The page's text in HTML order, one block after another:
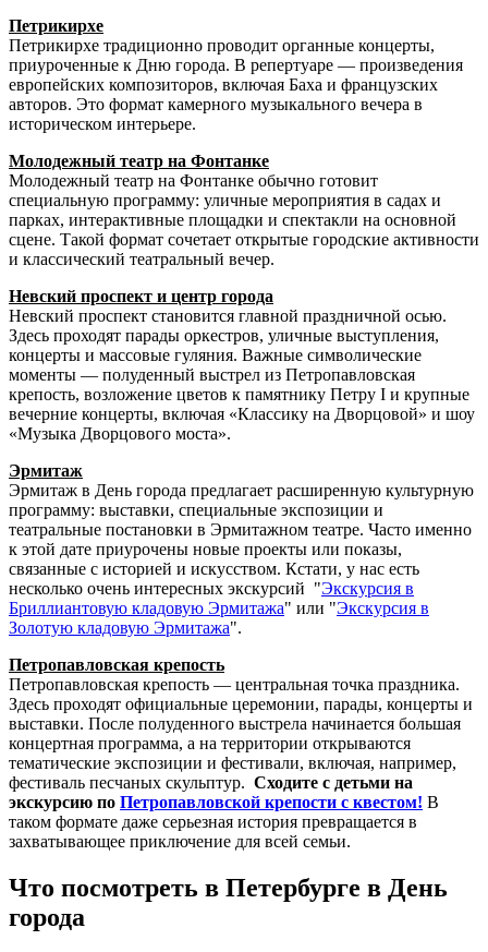
Петрикирхе
Петрикирхе традиционно проводит органные концерты,
приуроченные к Дню города. В репертуаре — произведения
европейских композиторов, включая Баха и французских
авторов. Это формат камерного музыкального вечера в
историческом интерьере.
Молодежный театр на Фонтанке
Молодежный театр на Фонтанке обычно готовит
специальную программу: уличные мероприятия в садах и
парках, интерактивные площадки и спектакли на основной
сцене. Такой формат сочетает открытые городские активности
и классический театральный вечер.
Невский проспект и центр города
Невский проспект становится главной праздничной осью.
Здесь проходят парады оркестров, уличные выступления,
концерты и массовые гуляния. Важные символические
моменты — полуденный выстрел из Петропавловская
крепость, возложение цветов к памятнику Петру I и крупные
вечерние концерты, включая «Классику на Дворцовой» и шоу
«Музыка Дворцового моста».
Эрмитаж
Эрмитаж в День города предлагает расширенную культурную
программу: выставки, специальные экспозиции и
театральные постановки в Эрмитажном театре. Часто именно
к этой дате приурочены новые проекты или показы,
связанные с историей и искусством. Кстати, у нас есть
несколько очень интересных экскурсий "Экскурсия в
Бриллиантовую кладовую Эрмитажа" или "Экскурсия в
Золотую кладовую Эрмитажа".
Петропавловская крепость
Петропавловская крепость — центральная точка праздника.
Здесь проходят официальные церемонии, парады, концерты и
выставки. После полуденного выстрела начинается большая
концертная программа, а на территории открываются
тематические экспозиции и фестивали, включая, например,
фестиваль песчаных скульптур. Сходите с детьми на
экскурсию по Петропавловской крепости с квестом! В
таком формате даже серьезная история превращается в
захватывающее приключение для всей семьи.
Что посмотреть в Петербурге в День
города